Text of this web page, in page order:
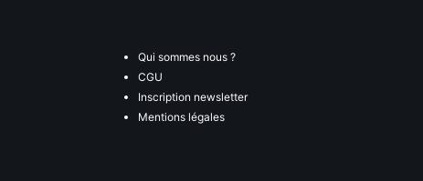
Qui sommes nous ?
CGU
Inscription newsletter
Mentions légales